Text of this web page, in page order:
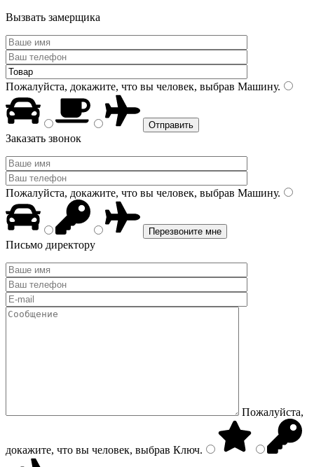
Вызвать замерщика
Пожалуйста, докажите, что вы человек, выбрав Машину.
Заказать звонок
Пожалуйста, докажите, что вы человек, выбрав Машину.
Письмо директору
Пожалуйста,
докажите, что вы человек, выбрав Ключ.